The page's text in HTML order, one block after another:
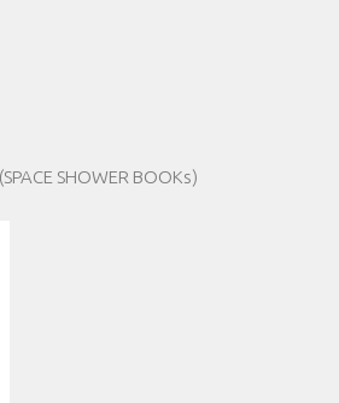
SHOWER BOOKs)